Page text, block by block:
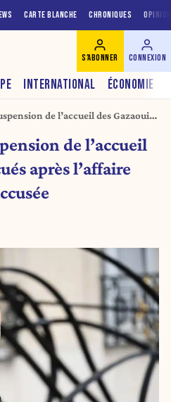
CARTE BLANCHE CHRONIQUES
INTERNATIONAL ÉCONOMIE
S'ABONNER CONNEXION
de l’accueil des Gazaouis
de l’accueil
après l’affaire